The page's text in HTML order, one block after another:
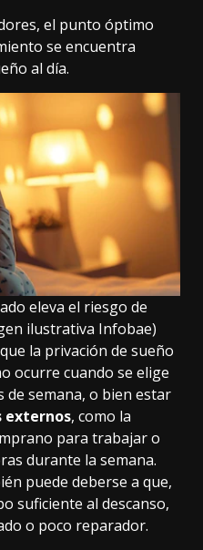
el punto óptimo
se encuentra
al día.
eleva el riesgo de
ilustrativa Infobae)
la privación de sueño
ocurre cuando se elige
semana, o bien estar
externos, como la
para trabajar o
durante la semana.
puede deberse a que,
suficiente al descanso,
o poco reparador.